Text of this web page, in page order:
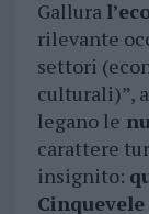
Gallura
rilevante
settori
culturali)”,
legano le
carattere
insignito: